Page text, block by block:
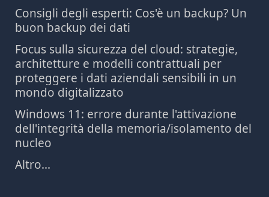
Consigli degli esperti: Cos'è un backup? Un
buon backup dei dati
Focus sulla sicurezza del cloud: strategie,
architetture e modelli contrattuali per
proteggere i dati aziendali sensibili in un
mondo digitalizzato
Windows 11: errore durante l'attivazione
dell'integrità della memoria/isolamento del
nucleo
Altro...